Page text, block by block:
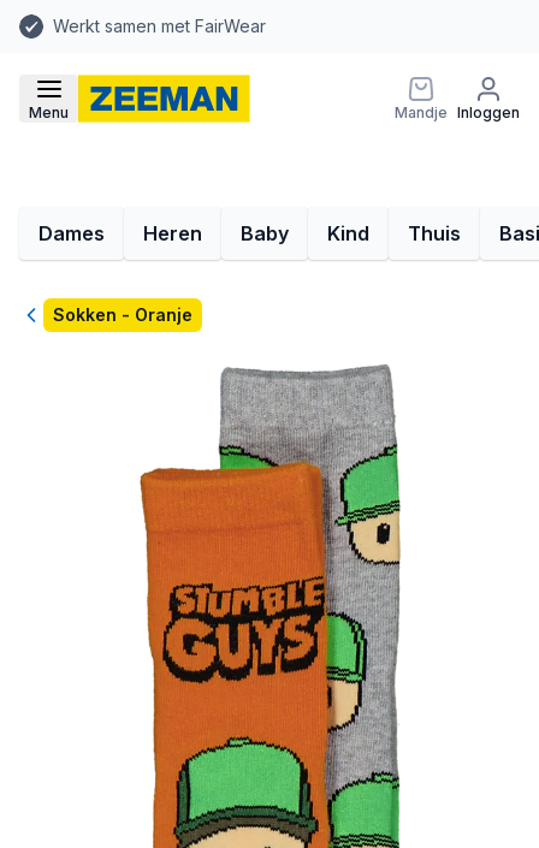
Werkt samen met FairWear
Menu Mandje Inloggen
Dames Heren Baby Kind Thuis
TerugSokken - Oranje